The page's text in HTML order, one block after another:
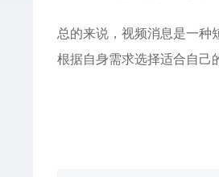
总的来说，视频消息是一种
根据自身需求选择适合自己